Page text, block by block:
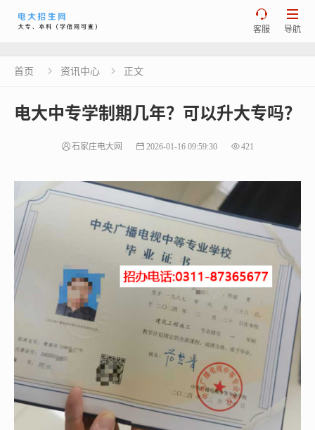

导航

客服
首页  资讯中心  正文
电大中专学制期几年？可以升大专吗？
石家庄电大网 2026-01-16 09:59:30 421